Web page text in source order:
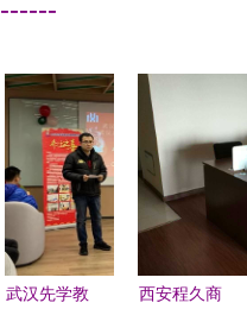
武汉先学教
西安程久商